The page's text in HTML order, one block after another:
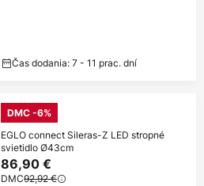
Čas dodania: 7 - 11 prac. dní
DMC -6%
EGLO connect Sileras-Z LED stropné
svietidlo Ø43cm
86,90 €
DMC92,92 €